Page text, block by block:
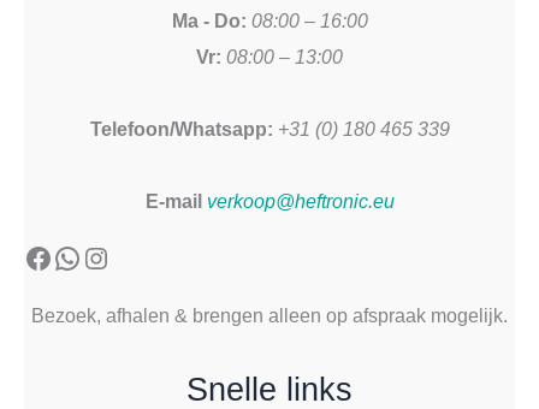
Ma - Do: 08:00 – 16:00
Vr: 08:00 – 13:00
Telefoon/Whatsapp: +31 (0) 180 465 339
E-mail verkoop@heftronic.eu
Facebook
WhatsApp
Instagram
Bezoek, afhalen & brengen alleen op afspraak mogelijk.
Snelle links